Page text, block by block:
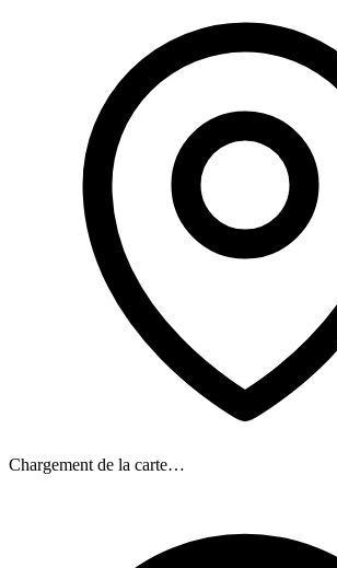
Chargement de la carte…